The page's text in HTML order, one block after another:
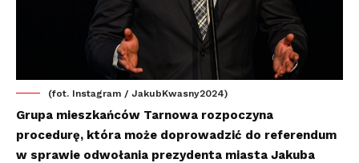
(fot. Instagram / JakubKwasny2024)
Grupa mieszkańców Tarnowa rozpoczyna
procedurę, która może doprowadzić do referendum
w sprawie odwołania prezydenta miasta Jakuba